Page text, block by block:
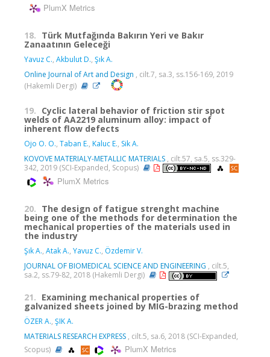
PlumX Metrics
18. Türk Mutfağında Bakırın Yeri ve Bakır
Zanaatının Geleceği
Yavuz C., Akbulut D., Şık A.
Online Journal of Art and Design , cilt.7, sa.3, ss.156-169, 2019
(Hakemli Dergi)
19. Cyclic lateral behavior of friction stir spot
welds of AA2219 aluminum alloy: impact of
inherent flow defects
Ojo O. O., Taban E., Kaluc E., Sik A.
KOVOVE MATERIALY-METALLIC MATERIALS , cilt.57, sa.5, ss.329-
342, 2019 (SCI-Expanded, Scopus)
PlumX Metrics
20. The design of fatigue strenght machine
being one of the methods for determination the
mechanical properties of the materials used in
the industry
Şık A., Atak A., Yavuz C., Özdemir V.
JOURNAL OF BIOMEDICAL SCIENCE AND ENGINEERING , cilt.5,
sa.2, ss.79-82, 2018 (Hakemli Dergi)
21. Examining mechanical properties of
galvanized sheets joined by MIG-brazing method
ÖZER A., ŞIK A.
MATERIALS RESEARCH EXPRESS , cilt.5, sa.6, 2018 (SCI-Expanded,
Scopus)
PlumX Metrics